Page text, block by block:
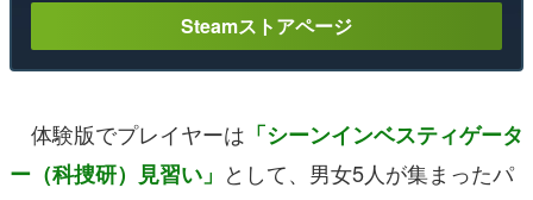
Steamストアページ
体験版でプレイヤーは 「シーンインベスティゲータ
ー（科捜研）見習い」 として、男女5人が集まったパ